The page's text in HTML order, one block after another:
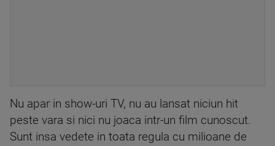
Nu apar in show-uri TV, nu au lansat niciun hit
peste vara si nici nu joaca intr-un film cunoscut.
Sunt insa vedete in toata regula cu milioane de